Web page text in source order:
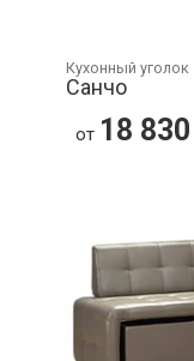
Кухонный уголок
Санчо
от 18 830